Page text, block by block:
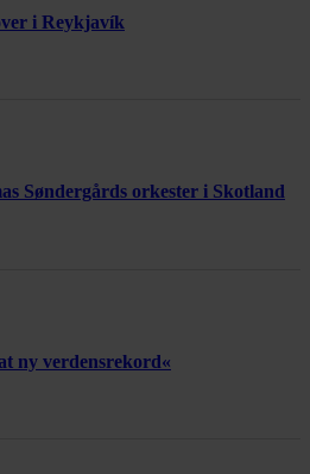
i Reykjavík
Søndergårds orkester i Skotland
ny verdensrekord«